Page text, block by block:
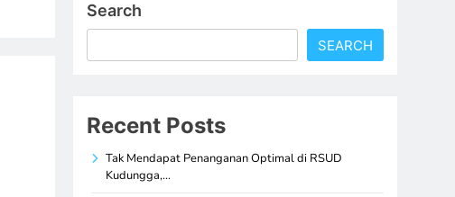
Search
SEARCH
Recent Posts
Tak Mendapat Penanganan Optimal di RSUD
Kudungga,…